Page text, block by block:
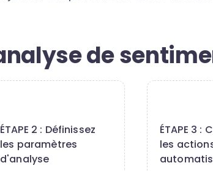
de
ÉTAPE 2 : Définissez
les paramètres
d'analyse
ÉTAPE 3 :
les